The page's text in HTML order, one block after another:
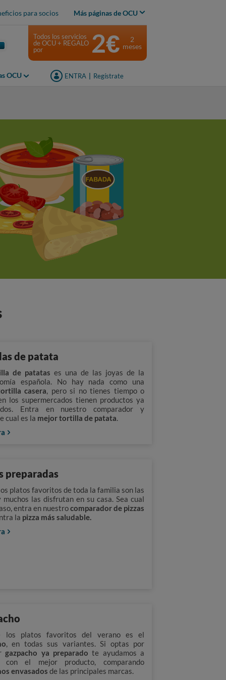
para socios Más páginas de OCU
OCU ENTRA Regístrate
Todos los servicios
de OCU + REGALO
por
2€
2
meses
de patata
de patatas es una de las joyas de la
española. No hay nada como una
casera, pero si no tienes tiempo o
los supermercados tienen productos ya
Entra en nuestro comparador y
cual es la mejor tortilla de patata.
preparadas
platos favoritos de toda la familia son las
muchos las disfrutan en su casa. Sea cual
entra en nuestrocomparador de pizzas
la pizza más saludable.
los platos favoritos del verano es el
, en todas sus variantes. Si optas por
gazpacho ya preparado te ayudamos a
con el mejor producto, comparando
envasados de las principales marcas.